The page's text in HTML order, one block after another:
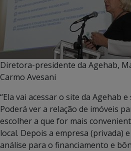
Diretora-presidente da Agehab,
Carmo Avesani
“Ela vai acessar o site da Agehab
Poderá ver a relação de imóveis
escolher a que for mais
local. Depois a empresa (privada)
análise para o financiamento e